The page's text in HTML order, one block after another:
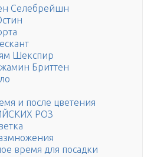
Селебрейшн
Шекспир
Бриттен
и после цветения
РОЗ
время для посадки